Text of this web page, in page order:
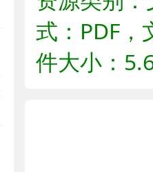
式：PDF，
件大小：